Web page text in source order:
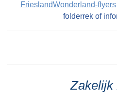
FrieslandWonderland-flyers
folderrek of
Zakelijk